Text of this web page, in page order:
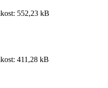
552,23 kB
411,28 kB